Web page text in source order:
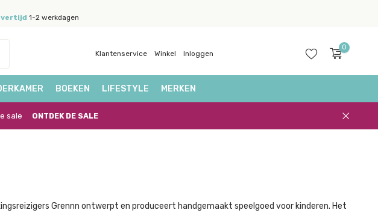
1-2 werkdagen
Klantenservice Winkel Inloggen
0
BOEKEN LIFESTYLE MERKEN
sale ONTDEK DE SALE
Grennn ontwerpt en produceert handgemaakt speelgoed voor kinderen. Het